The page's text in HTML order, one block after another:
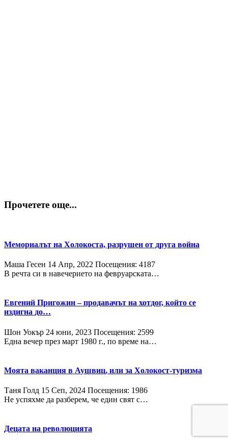
Прочетете още...
Мемориалът на Холокоста, разрушен от друга война
Маша Гесен 14 Апр, 2022 Посещения: 4187
В речта си в навечерието на февруарската…
Евгений Пригожин – продавачът на хотдог, който се
издигна до…
Шон Уокър 24 юни, 2023 Посещения: 2599
Една вечер през март 1980 г., по време на…
Моята ваканция в Аушвиц, или за Холокост-туризма
Таня Голд 15 Сeп, 2024 Посещения: 1986
Не успяхме да разберем, че един свят с…
Децата на революцията